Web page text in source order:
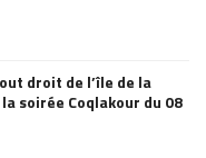
droit de l’île de la
soirée Coqlakour du 08